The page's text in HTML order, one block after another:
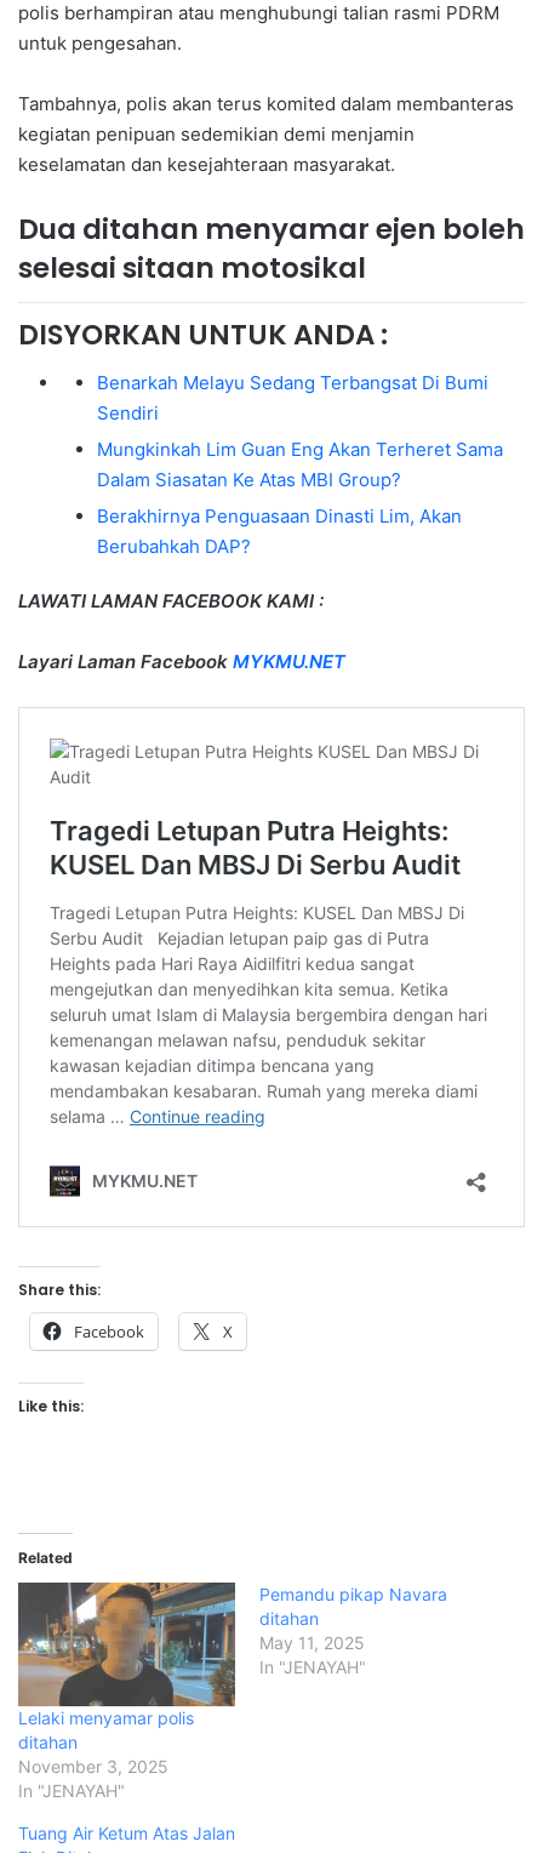
polis berhampiran atau menghubungi talian rasmi PDRM
untuk pengesahan.
Tambahnya, polis akan terus komited dalam membanteras
kegiatan penipuan sedemikian demi menjamin
keselamatan dan kesejahteraan masyarakat.
Dua ditahan menyamar ejen boleh
selesai sitaan motosikal
DISYORKAN UNTUK ANDA :
Benarkah Melayu Sedang Terbangsat Di Bumi
Sendiri
Mungkinkah Lim Guan Eng Akan Terheret Sama
Dalam Siasatan Ke Atas MBI Group?
Berakhirnya Penguasaan Dinasti Lim, Akan
Berubahkah DAP?
LAWATI LAMAN FACEBOOK KAMI :
Layari Laman Facebook MYKMU.NET
Share this:
Facebook X
Like this:
Related
Lelaki menyamar polis
ditahan
November 3, 2025
In "JENAYAH"
Pemandu pikap Navara
ditahan
May 11, 2025
In "JENAYAH"
Tuang Air Ketum Atas Jalan